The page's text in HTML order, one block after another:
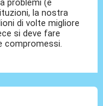
problemi (e
la nostra
di volte migliore
si deve fare
compromessi.